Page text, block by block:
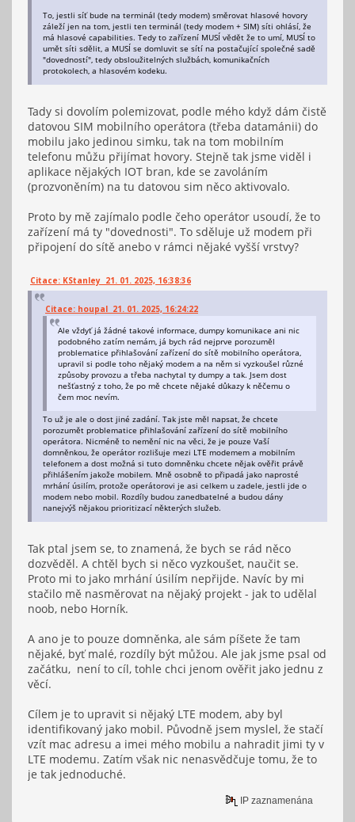
To, jestli síť bude na terminál (tedy modem) směrovat hlasové hovory
záleží jen na tom, jestli ten terminál (tedy modem + SIM) síti ohlásí, že
má hlasové capabilities. Tedy to zařízení MUSÍ vědět že to umí, MUSÍ to
umět síti sdělit, a MUSÍ se domluvit se sítí na postačující společné sadě
"dovedností", tedy obsloužitelných službách, komunikačních
protokolech, a hlasovém kodeku.
Tady si dovolím polemizovat, podle mého když dám čistě
datovou SIM mobilního operátora (třeba datamánii) do
mobilu jako jedinou simku, tak na tom mobilním
telefonu můžu přijímat hovory. Stejně tak jsme viděl i
aplikace nějakých IOT bran, kde se zavoláním
(prozvoněním) na tu datovou sim něco aktivovalo.
Proto by mě zajímalo podle čeho operátor usoudí, že to
zařízení má ty "dovednosti". To sděluje už modem při
připojení do sítě anebo v rámci nějaké vyšší vrstvy?
Citace: KStanley 21. 01. 2025, 16:38:36
Citace: houpal 21. 01. 2025, 16:24:22
Ale vždyť já žádné takové informace, dumpy komunikace ani nic
podobného zatím nemám, já bych rád nejprve porozuměl
problematice přihlašování zařízení do sítě mobilního operátora,
upravil si podle toho nějaký modem a na něm si vyzkoušel různé
způsoby provozu a třeba nachytal ty dumpy a tak. Jsem dost
nešťastný z toho, že po mě chcete nějaké důkazy k něčemu o
čem moc nevím.
To už je ale o dost jiné zadání. Tak jste měl napsat, že chcete
porozumět problematice přihlašování zařízení do sítě mobilního
operátora. Nicméně to nemění nic na věci, že je pouze Vaší
domněnkou, že operátor rozlišuje mezi LTE modemem a mobilním
telefonem a dost možná si tuto domněnku chcete nějak ověřit právě
přihlášením jakože mobilem. Mně osobně to připadá jako naprosté
mrhání úsilím, protože operátorovi je asi celkem u zadele, jestli jde o
modem nebo mobil. Rozdíly budou zanedbatelné a budou dány
nanejvýš nějakou prioritizací některých služeb.
Tak ptal jsem se, to znamená, že bych se rád něco
dozvěděl. A chtěl bych si něco vyzkoušet, naučit se.
Proto mi to jako mrhání úsilím nepřijde. Navíc by mi
stačilo mě nasměrovat na nějaký projekt - jak to udělal
noob, nebo Horník.
A ano je to pouze domněnka, ale sám píšete že tam
nějaké, byť malé, rozdíly být můžou. Ale jak jsme psal od
začátku, není to cíl, tohle chci jenom ověřit jako jednu z
věcí.
Cílem je to upravit si nějaký LTE modem, aby byl
identifikovaný jako mobil. Původně jsem myslel, že stačí
vzít mac adresu a imei mého mobilu a nahradit jimi ty v
LTE modemu. Zatím však nic nenasvědčuje tomu, že to
je tak jednoduché.
IP zaznamenána